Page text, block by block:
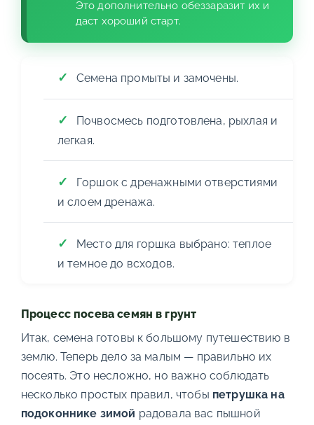
Это дополнительно обеззаразит их и
даст хороший старт.
Семена промыты и замочены.
Почвосмесь подготовлена, рыхлая и
легкая.
Горшок с дренажными отверстиями
и слоем дренажа.
Место для горшка выбрано: теплое
и темное до всходов.
Процесс посева семян в грунт
Итак, семена готовы к большому путешествию в
землю. Теперь дело за малым — правильно их
посеять. Это несложно, но важно соблюдать
несколько простых правил, чтобы петрушка на
подоконнике зимой радовала вас пышной